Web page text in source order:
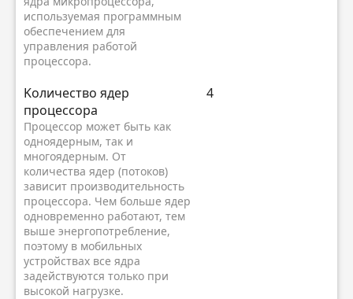
используемая программным
обеспечением для
управления работой
процессора.
Kоличество ядер
процессора
Процессор может быть как
одноядерным, так и
многоядерным. От
количества ядер (потоков)
зависит производительность
процессора. Чем больше ядер
одновременно работают, тем
выше энергопотребление,
поэтому в мобильных
устройствах все ядра
задействуются только при
высокой нагрузке.
4